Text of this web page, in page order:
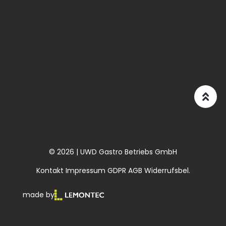
© 2026 | UWD Gastro Betriebs GmbH
Kontakt Impressum GDPR AGB Widerrufsbel.
made by